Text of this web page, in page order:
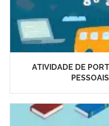
ATIVIDADE DE